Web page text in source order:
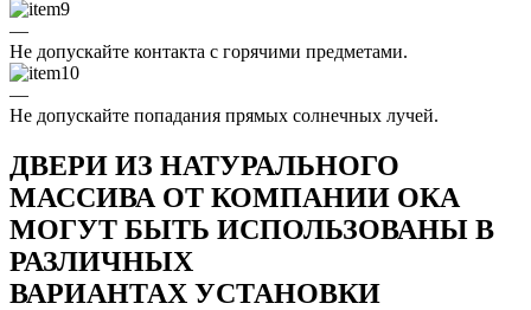
—
Не допускайте контакта с горячими предметами.
—
Не допускайте попадания прямых солнечных лучей.
ДВЕРИ ИЗ НАТУРАЛЬНОГО
МАССИВА ОТ КОМПАНИИ ОКА
МОГУТ БЫТЬ ИСПОЛЬЗОВАНЫ В
РАЗЛИЧНЫХ
ВАРИАНТАХ УСТАНОВКИ